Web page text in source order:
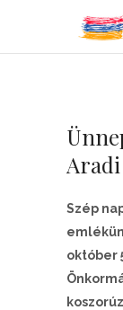
Szép
október